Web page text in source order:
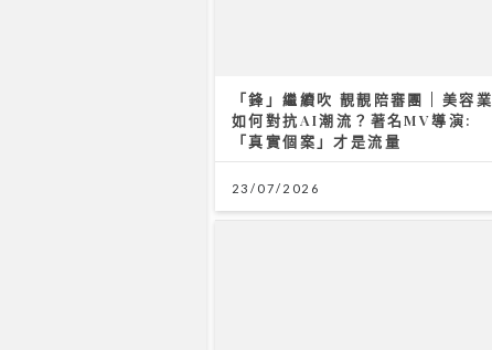
「鋒」繼續吹 靚靚陪審團 | 美容業
如何對抗AI潮流？著名MV導演:
「真實個案」才是流量
23/07/2026
15/07/2026